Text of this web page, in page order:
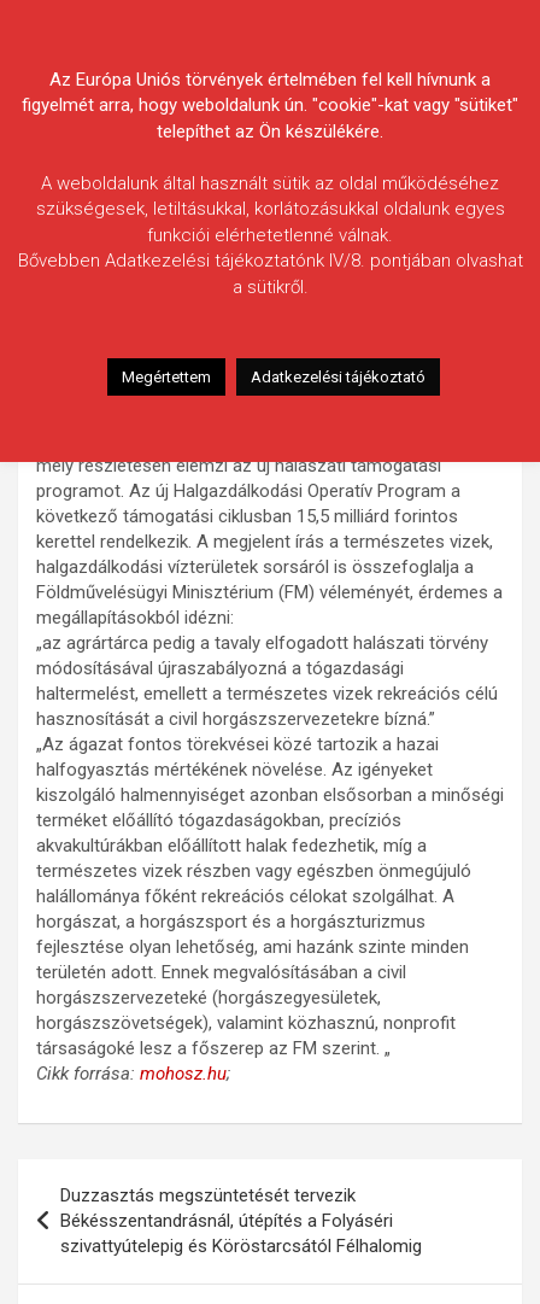
Egyesületek Szövetsége
HÍREK
Véglegesítésre vár az új halászati
2014.11.05. morneo.it
mely részletesen elemzi az új halászati támogatási
programot. Az új Halgazdálkodási Operatív Program a
következő támogatási ciklusban 15,5 milliárd forintos
kerettel rendelkezik. A megjelent írás a természetes vizek,
halgazdálkodási vízterületek sorsáról is összefoglalja a
Földművelésügyi Minisztérium (FM) véleményét, érdemes a
megállapításokból idézni:
„az agrártárca pedig a tavaly elfogadott halászati törvény
módosításával újraszabályozná a tógazdasági
haltermelést, emellett a természetes vizek rekreációs célú
hasznosítását a civil horgászszervezetekre bízná.”
„Az ágazat fontos törekvései közé tartozik a hazai
halfogyasztás mértékének növelése. Az igényeket
kiszolgáló halmennyiséget azonban elsősorban a minőségi
terméket előállító tógazdaságokban, precíziós
akvakultúrákban előállított halak fedezhetik, míg a
természetes vizek részben vagy egészben önmegújuló
halállománya főként rekreációs célokat szolgálhat. A
horgászat, a horgászsport és a horgászturizmus
fejlesztése olyan lehetőség, ami hazánk szinte minden
területén adott. Ennek megvalósításában a civil
horgászszervezeteké (horgászegyesületek,
horgászszövetségek), valamint közhasznú, nonprofit
társaságoké lesz a főszerep az FM szerint. „
Cikk forrása: mohosz.hu;
navigáció
Duzzasztás megszüntetését tervezik
Békésszentandrásnál, útépítés a Folyáséri
szivattyútelepig és Köröstarcsától Félhalomig
Az Európa Uniós törvények értelmében fel kell hívnunk a
figyelmét arra, hogy weboldalunk ún. "cookie"-kat vagy "sütiket"
telepíthet az Ön készülékére.
A weboldalunk által használt sütik az oldal működéséhez
szükségesek, letiltásukkal, korlátozásukkal oldalunk egyes
funkciói elérhetetlenné válnak.
Bővebben Adatkezelési tájékoztatónk IV/8. pontjában olvashat
a sütikről.
Megértettem Adatkezelési tájékoztató